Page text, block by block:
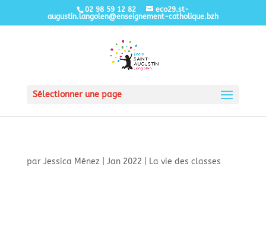
02 98 59 12 82
eco29.st-
augustin.langolen@enseignement-catholique.bzh
Sélectionner une page
par Jessica Ménez Jan 2022 La vie des classes